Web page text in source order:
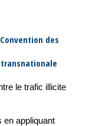
Convention des
le trafic illicite
en appliquant